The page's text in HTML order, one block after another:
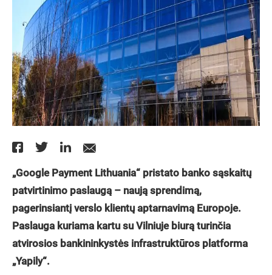
„Google Payment Lithuania“ pristato banko sąskaitų
patvirtinimo paslaugą – naują sprendimą,
pagerinsiantį verslo klientų aptarnavimą Europoje.
Paslauga kuriama kartu su Vilniuje biurą turinčia
atvirosios bankininkystės infrastruktūros platforma
„Yapily“.